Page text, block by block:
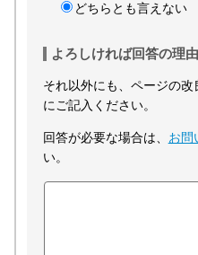
どちらとも言えない
よろしければ回答の理
それ以外にも、ページの
にご記入ください。
回答が必要な場合は、 お問
い。